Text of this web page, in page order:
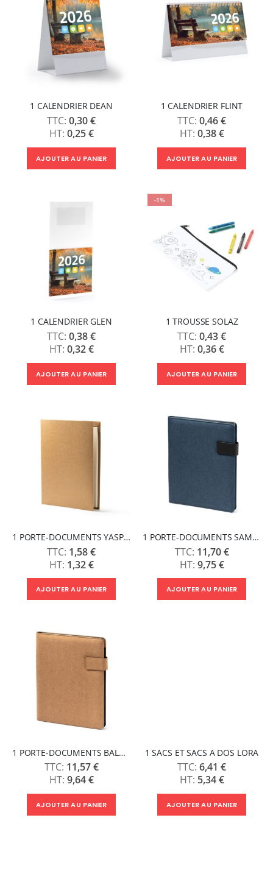
1 CALENDRIER DEAN
0,30 €
0,25 €
AJOUTER AU PANIER
1 CALENDRIER FLINT
0,46 €
0,38 €
AJOUTER AU PANIER
1 CALENDRIER GLEN
0,38 €
0,32 €
AJOUTER AU PANIER
-1%
1 TROUSSE SOLAZ
0,43 €
0,36 €
AJOUTER AU PANIER
1 PORTE-DOCUMENTS YASPER
1,58 €
1,32 €
AJOUTER AU PANIER
1 PORTE-DOCUMENTS SAMAR
11,70 €
9,75 €
AJOUTER AU PANIER
1 PORTE-DOCUMENTS BALOK
11,57 €
9,64 €
AJOUTER AU PANIER
1 SACS ET SACS A DOS LORA
6,41 €
5,34 €
AJOUTER AU PANIER